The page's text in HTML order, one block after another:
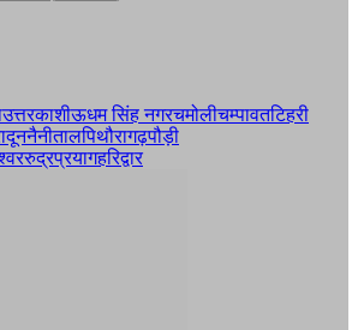
उत्तरकाशीऊधम सिंह नगरचमोलीचम्पावतटिहरी
नैनीतालपिथौरागढ़पौड़ी
रुद्रप्रयागहरिद्वार